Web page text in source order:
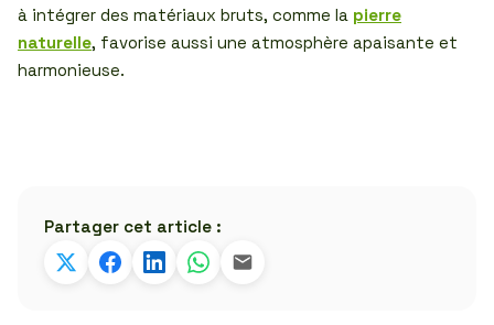
à intégrer des matériaux bruts, comme la pierre
naturelle, favorise aussi une atmosphère apaisante et
harmonieuse.
Partager cet article :